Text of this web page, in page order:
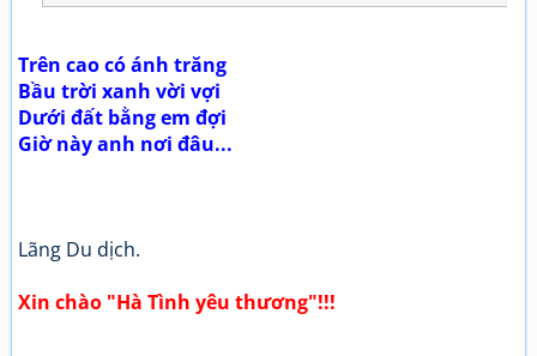
Trên cao có ánh trăng
Bầu trời xanh vời vợi
Dưới đất bằng em đợi
Giờ này anh nơi đâu...
Lãng Du dịch.
Xin chào "Hà Tình yêu thương"!!!